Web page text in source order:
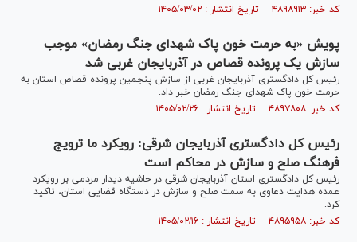
کد خبر: ۴۸۹۸۹۱۳ تاریخ انتشار : ۱۴۰۵/۰۳/۰۲
پویش «به حرمت خون پاک شهدای جنگ رمضان» موجب
سازش یک پرونده قصاص در آذربایجان غربی شد
رئیس کل دادگستری آذربایجان غربی از سازش پنجمین پرونده قصاص استان به
حرمت خون پاک شهدای جنگ رمضان خبر داد.
کد خبر: ۴۸۹۷۸۰۸ تاریخ انتشار : ۱۴۰۵/۰۲/۲۶
رئیس کل دادگستری آذربایجان شرقی: رویکرد ما ترویج
فرهنگ صلح و سازش در محاکم است
رئیس کل دادگستری استان آذربایجان شرقی در حاشیه دیدار مردمی بر رویکرد
عمده هدایت دعاوی به سمت صلح و سازش در دستگاه قضایی استان، تاکید
کرد.
کد خبر: ۴۸۹۵۹۵۸ تاریخ انتشار : ۱۴۰۵/۰۲/۱۶